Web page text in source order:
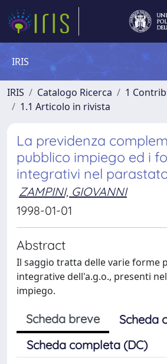
IRIS
IRIS Catalogo Ricerca
1
1.1 Articolo in rivista
La previdenza
pubblico impiego ed i
integrativi nel
ZAMPINI, GIOVANNI
1998-01-01
Abstract
Il saggio tratta delle varie forme
integrative dell'a.g.o., presenti
impiego.
Scheda breve
Scheda
Scheda completa (DC)